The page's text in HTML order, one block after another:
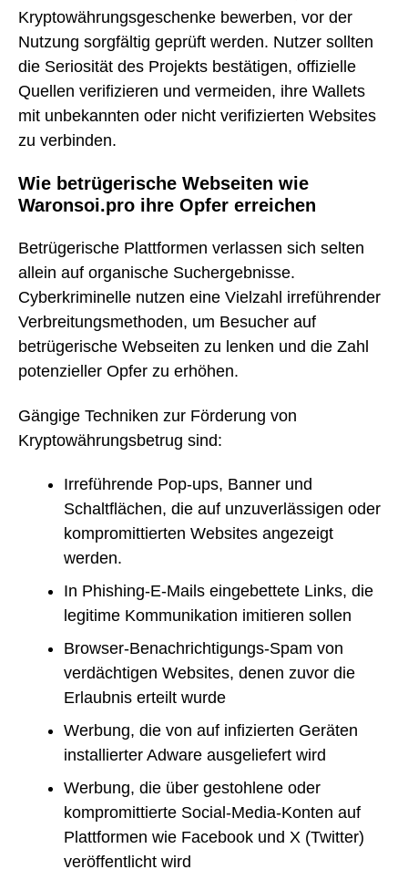
Kryptowährungsgeschenke bewerben, vor der
Nutzung sorgfältig geprüft werden. Nutzer sollten
die Seriosität des Projekts bestätigen, offizielle
Quellen verifizieren und vermeiden, ihre Wallets
mit unbekannten oder nicht verifizierten Websites
zu verbinden.
Wie betrügerische Webseiten wie
Waronsoi.pro ihre Opfer erreichen
Betrügerische Plattformen verlassen sich selten
allein auf organische Suchergebnisse.
Cyberkriminelle nutzen eine Vielzahl irreführender
Verbreitungsmethoden, um Besucher auf
betrügerische Webseiten zu lenken und die Zahl
potenzieller Opfer zu erhöhen.
Gängige Techniken zur Förderung von
Kryptowährungsbetrug sind:
Irreführende Pop-ups, Banner und
Schaltflächen, die auf unzuverlässigen oder
kompromittierten Websites angezeigt
werden.
In Phishing-E-Mails eingebettete Links, die
legitime Kommunikation imitieren sollen
Browser-Benachrichtigungs-Spam von
verdächtigen Websites, denen zuvor die
Erlaubnis erteilt wurde
Werbung, die von auf infizierten Geräten
installierter Adware ausgeliefert wird
Werbung, die über gestohlene oder
kompromittierte Social-Media-Konten auf
Plattformen wie Facebook und X (Twitter)
veröffentlicht wird